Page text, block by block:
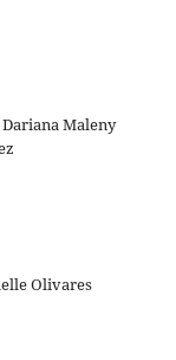
Maleny
Olivares